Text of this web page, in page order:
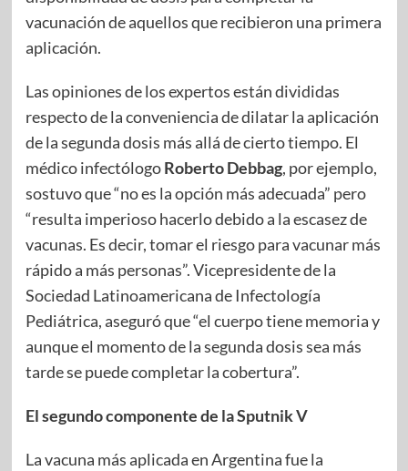
vacunación de aquellos que recibieron una primera
aplicación.
Las opiniones de los expertos están divididas
respecto de la conveniencia de dilatar la aplicación
de la segunda dosis más allá de cierto tiempo. El
médico infectólogoRoberto Debbag, por ejemplo,
sostuvo que “no es la opción más adecuada” pero
“resulta imperioso hacerlo debido a la escasez de
vacunas. Es decir, tomar el riesgo para vacunar más
rápido a más personas”. Vicepresidente de la
Sociedad Latinoamericana de Infectología
Pediátrica, aseguró que “el cuerpo tiene memoria y
aunque el momento de la segunda dosis sea más
tarde se puede completar la cobertura”.
El segundo componente de la Sputnik V
La vacuna más aplicada en Argentina fue la